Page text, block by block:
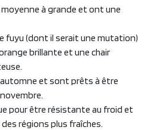
à grande et ont une
fuyu (dont il serait une mutation)
brillante et une chair
et sont prêts à être
pour être résistante au froid et
régions plus fraîches.